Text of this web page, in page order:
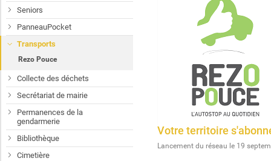
Votre territoire
Lancement du réseau le 19
Seniors
PanneauPocket
Transports
Rezo Pouce
Collecte des déchets
Secrétariat de mairie
Permanences de la
gendarmerie
Bibliothèque
Cimetière